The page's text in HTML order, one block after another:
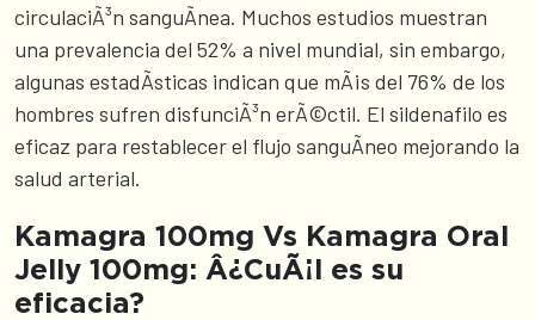
circulaciÃ³n sanguÃ­nea. Muchos estudios muestran
una prevalencia del 52% a nivel mundial, sin embargo,
algunas estadÃ­sticas indican que mÃ¡s del 76% de los
hombres sufren disfunciÃ³n erÃ©ctil. El sildenafilo es
eficaz para restablecer el flujo sanguÃ­neo mejorando la
salud arterial.
Kamagra 100mg Vs Kamagra Oral
Jelly 100mg: Â¿CuÃ¡l es su
eficacia?